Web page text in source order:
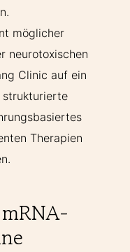
möglicher
neurotoxischen
Clinic auf ein
strukturierte
Therapien